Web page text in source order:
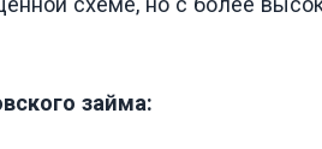
займа: